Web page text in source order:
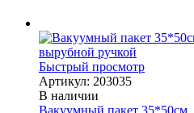
Быстрый просмотр
Артикул: 203035
В наличии
Вакуумный пакет